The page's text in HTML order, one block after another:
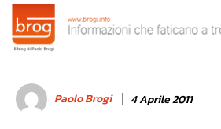
Paolo Brogi 4 Aprile 2011